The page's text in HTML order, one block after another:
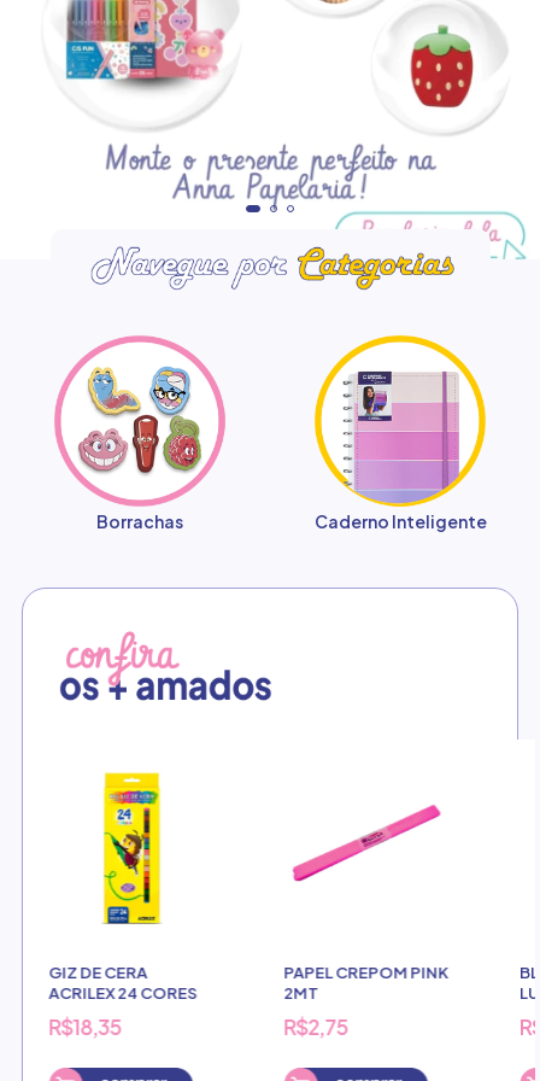
qual modelo você procura?
Borrachas Caderno Inteligente
GIZ DE CERA
ACRILEX 24 CORES
R$18,35
PAPEL CREPOM PINK
2MT
R$2,75